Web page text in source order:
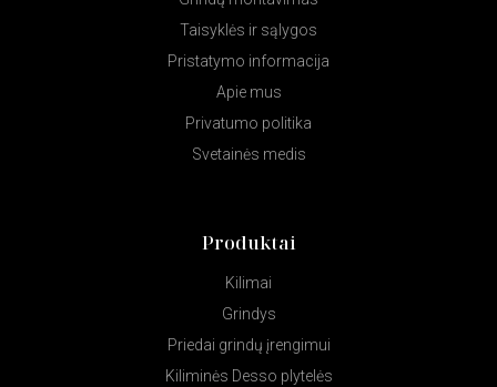
Taisyklės ir sąlygos
Pristatymo informacija
Apie mus
Privatumo politika
Svetainės medis
Produktai
Kilimai
Grindys
Priedai grindų įrengimui
Kiliminės Desso plytelės